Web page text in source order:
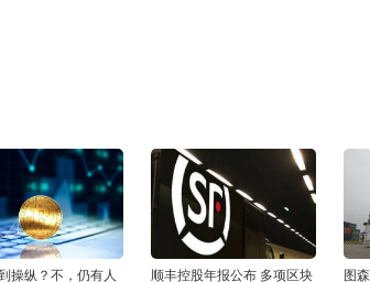
操纵？不，仍有人 顺丰控股年报公布 多项区块 图